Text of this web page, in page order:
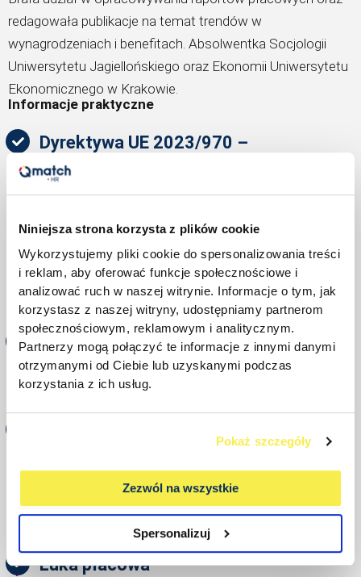
Niniejsza strona korzysta z plików cookie
Wykorzystujemy pliki cookie do spersonalizowania treści
i reklam, aby oferować funkcje społecznościowe i
analizować ruch w naszej witrynie. Informacje o tym, jak
korzystasz z naszej witryny, udostępniamy partnerom
społecznościowym, reklamowym i analitycznym.
Partnerzy mogą połączyć te informacje z innymi danymi
otrzymanymi od Ciebie lub uzyskanymi podczas
korzystania z ich usług.
Pokaż szczegóły
Zezwól na wszystkie
Spersonalizuj
redagowała publikacje na temat trendów w
wynagrodzeniach i benefitach. Absolwentka Socjologii
Uniwersytetu Jagiellońskiego oraz Ekonomii Uniwersytetu
Ekonomicznego w Krakowie.
Informacje praktyczne
Dyrektywa UE 2023/970 –
podstawowe informacje
Jakie są kluczowe terminy?
Jakie obszary obejmuje?
Jaki jest status procesu legislacyjnego w
Polsce?
Nowe obowiązki pracodawcy
Prawo pracowników do informacji
Prawo kandydatów do informacji
Transparentny system wynagrodzeń
wynagradzania i premiowania
Ustalanie zasad komunikacji
Transparentne opisy stanowisk
Luka płacowa